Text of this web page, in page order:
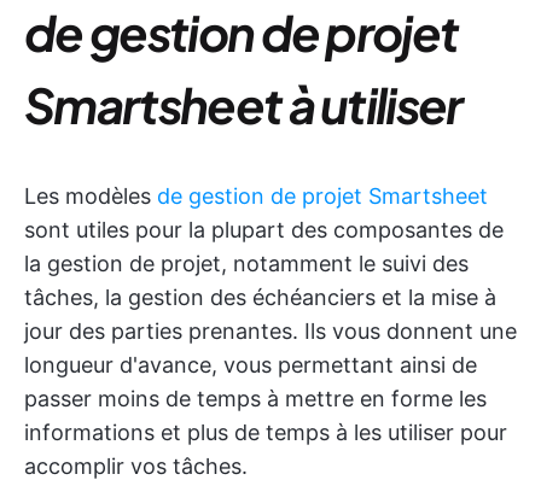
de gestion de projet
Smartsheetà utiliser
Les modèles de gestion de projet Smartsheet
sont utiles pour la plupart des composantes de
la gestion de projet, notamment le suivi des
tâches, la gestion des échéanciers et la mise à
jour des parties prenantes. Ils vous donnent une
longueur d'avance, vous permettant ainsi de
passer moins de temps à mettre en forme les
informations et plus de temps à les utiliser pour
accomplir vos tâches.